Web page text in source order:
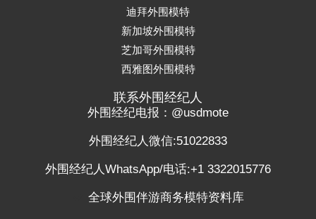
迪拜外围模特
新加坡外围模特
芝加哥外围模特
西雅图外围模特
联系外围经纪人
外围经纪电报：@usdmote
外围经纪人微信:51022833
外围经纪人WhatsApp/电话:+1 3322015776
全球外围伴游商务模特资料库